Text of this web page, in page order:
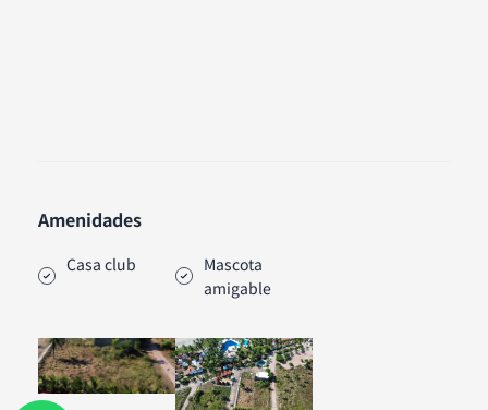
Amenidades
Casa club
Mascota
amigable